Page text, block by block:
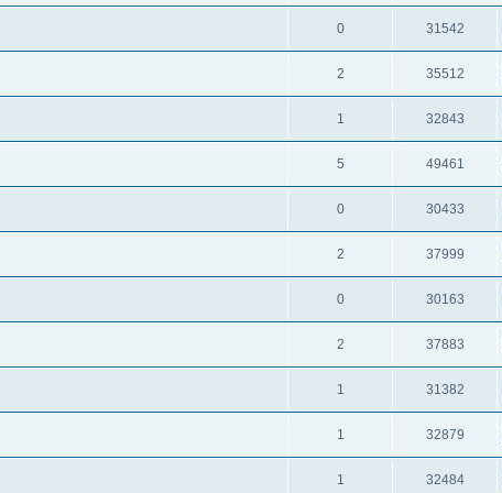
0 31542
2 35512
1 32843
5 49461
0 30433
2 37999
0 30163
2 37883
1 31382
1 32879
1 32484